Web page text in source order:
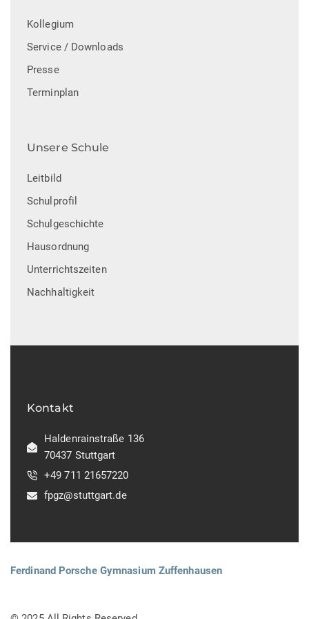
Kollegium
Service / Downloads
Presse
Terminplan
Unsere Schule
Leitbild
Schulprofil
Schulgeschichte
Hausordnung
Unterrichtszeiten
Nachhaltigkeit
Kontakt
Haldenrainstraße 136
70437 Stuttgart
+49 711 21657220
fpgz@stuttgart.de
Ferdinand Porsche Gymnasium Zuffenhausen